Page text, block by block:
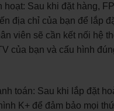
hoạt: Sau khi đặt hàng,
địa chỉ của bạn để lắp
viên sẽ cần kết nối hệ
của bạn và cấu hình
toán: Sau khi lắp đặt
K+ để đảm bảo mọi